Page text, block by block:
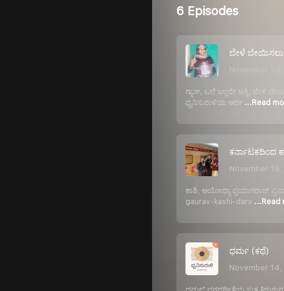
6 Episodes
ಬೇಳೆ ಬೇಯಿಸಲು
November 23,
ಗ್ಯಾಸ್, ಒಲೆ ಇಲ್ಲದೇ ಅಕ್ಕಿ, ಬೇಳೆ
ಧ್ವನಿಸುರುಳಿಯ ಆರ್ಥ ...Read
ಕರ್ನಾಟಕದಿಂದ
November 19,
ಕಾಶಿ, ಆಯೋಧ್ಯಾ ಪ್ರಯಾಗರಾಜ್
gaurav-kashi-dars ...Read
ಧರ್ಮ (ಕಥೆ)
November